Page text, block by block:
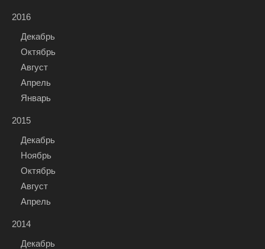
2016
Декабрь
Октябрь
Август
Апрель
Январь
2015
Декабрь
Ноябрь
Октябрь
Август
Апрель
2014
Декабрь